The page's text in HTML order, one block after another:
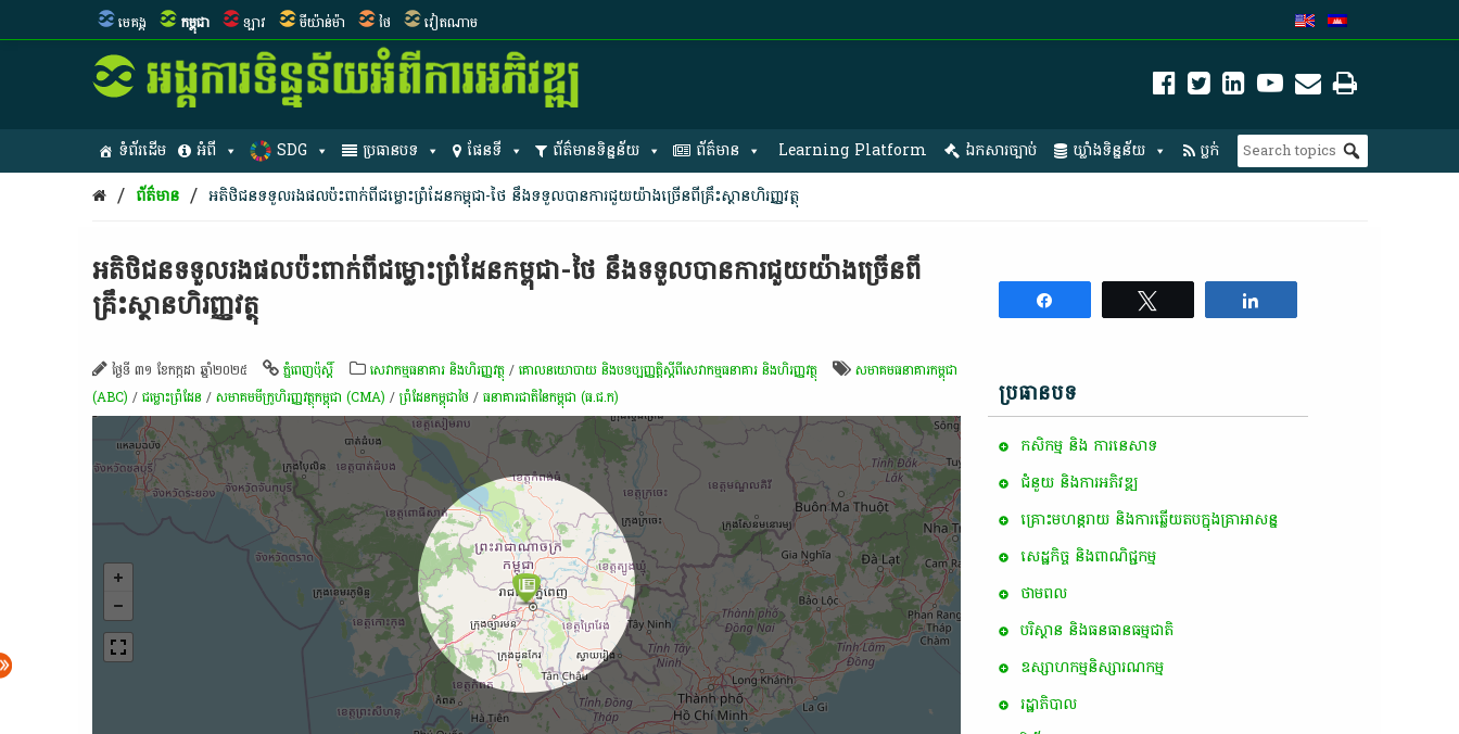
មេគង្គ កម្ពុជា ឡាវ មីយ៉ាន់ម៉ា ថៃ វៀតណាម
ទំព័រដើម អំពី SDG ប្រធានបទ ផែនទី ព័ត៌មានទិន្នន័យ ព័ត៌មាន Learning Platform ឯកសារច្បាប់ ឃ្លាំងទិន្នន័យ ប្លក់
/ ព័ត៌មាន / អតិថិជន​​ទទួល​រង​ផល​ប៉ះ​ពាក់​ពីជម្លោះព្រំដែនកម្ពុជា-ថៃ នឹង​ទទួល​បាន​ការជួយ​យ៉ាង​ច្រើន​ពី​គ្រឹះស្ថាន​ហិរញ្ញវត្ថុ​​
អតិថិជន​​ទទួល​រង​ផល​ប៉ះ​ពាក់​ពីជម្លោះព្រំដែនកម្ពុជា-ថៃ នឹង​ទទួល​បាន​ការជួយ​យ៉ាង​ច្រើន​ពី​
គ្រឹះស្ថាន​ហិរញ្ញវត្ថុ​​
ថ្ងៃទី ៣១ ខែកក្កដា ឆ្នាំ២០២៥ ភ្នំពេញប៉ុស្តិ៍ សេវាកម្មធនាគារ និងហិរញ្ញវត្ថុ /គោលនយោបាយ និងបទប្បញ្ញត្តិស្តីពីសេវាកម្មធនាគារ និងហិរញ្ញវត្ថុ
សមាគម​ធនាគារ​កម្ពុជា
(ABC) /ជម្លោះព្រំដែន /សមាគមមីក្រូហិរញ្ញវត្ថុកម្ពុជា (CMA) /ព្រំដែនកម្ពុជាថៃ /ធនាគារ​ជាតិ​នៃ​កម្ពុជា (ធ.ជ.ក) ប្រធានបទ
កសិកម្ម​ និង​ ការ​នេ​សាទ​
ជំនួយ និងការអភិវឌ្ឍ
គ្រោះមហន្តរាយ និងការឆ្លើយតបក្នុងគ្រាអាសន្ន
សេដ្ឋកិច្ច និងពាណិជ្ជកម្ម
ថាមពល
បរិស្ថាន និងធនធានធម្មជាតិ
ឧស្សាហកម្មនិស្សារណកម្ម
រដ្ឋាភិបាល